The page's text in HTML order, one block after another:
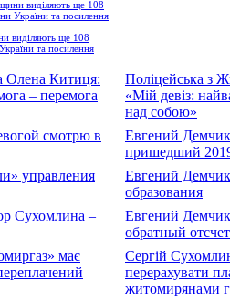
виділяють ще 108
та посилення
Поліцейська з
«Мій девіз:
над собою»
Евгений
пришедший
Евгений
образования
Евгений
обратный отсчет
Сергій
перерахувати
житомирянами